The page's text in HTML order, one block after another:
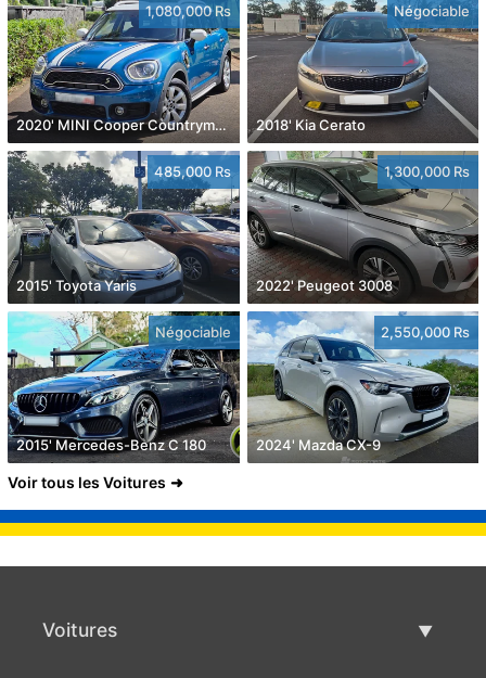
1,080,000 Rs
2020' MINI Cooper Countryman
Négociable
2018' Kia Cerato
485,000 Rs
2015' Toyota Yaris
1,300,000 Rs
2022' Peugeot 3008
Négociable
2015' Mercedes-Benz C 180
2,550,000 Rs
2024' Mazda CX-9
Voir tous les Voitures
Voitures